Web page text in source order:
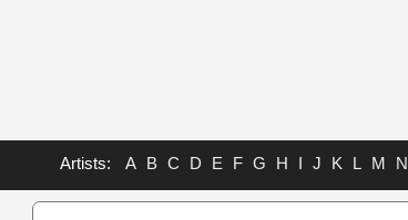
Artists: A B C D E F G H I J K L M N